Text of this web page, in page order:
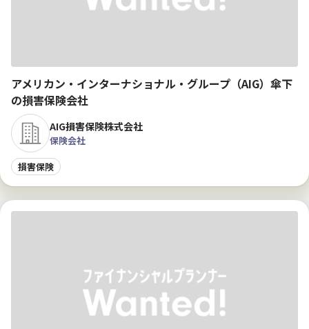
アメリカン・インターナショナル・グループ（AIG）傘下
の損害保険会社
AIG損害保険株式会社
保険会社
損害保険